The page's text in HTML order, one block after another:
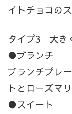
イトチョコの
タイプ3 大き
●ブランチ
ブランチプレ
トとローズマ
●スイート